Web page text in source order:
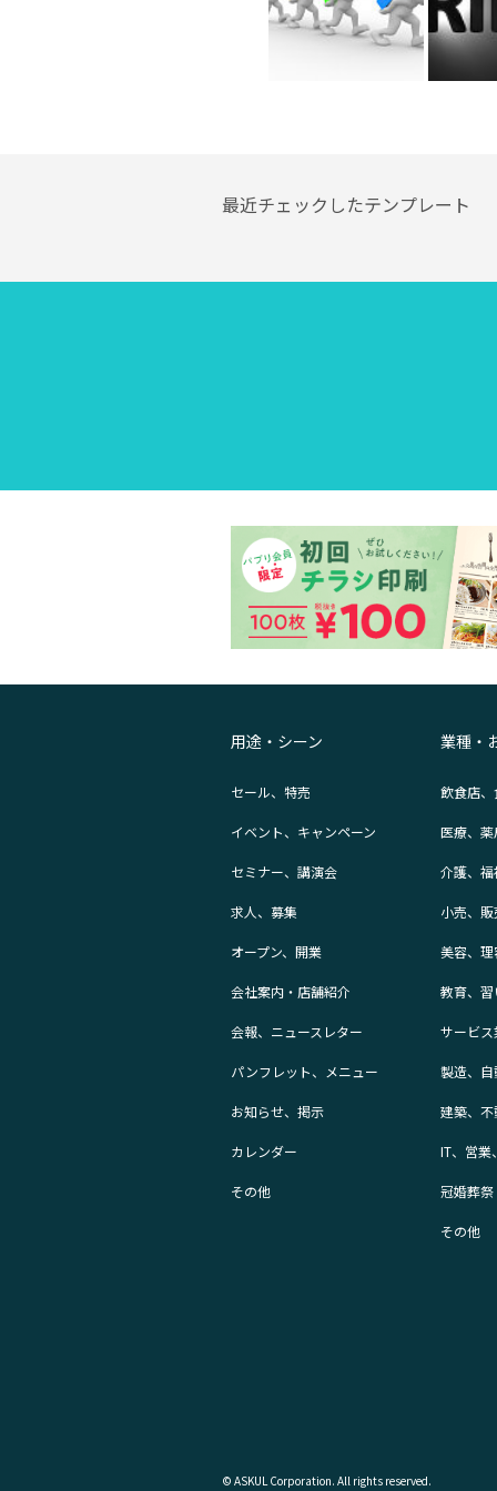
最近チェックしたテンプレート
用途・シーン
セール、特売
イベント、キャンペーン
セミナー、講演会
求人、募集
オープン、開業
会社案内・店舗紹介
会報、ニュースレター
パンフレット、メニュー
お知らせ、掲示
カレンダー
その他
業種・
飲食店、
医療、薬
介護、福
小売、販
美容、理
教育、習
サービス
製造、自
建築、不
IT、営業
冠婚葬祭
その他
© ASKUL Corporation. All rights reserved.